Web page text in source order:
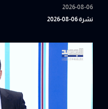
2026-08-06
نشرة 06-08-2026